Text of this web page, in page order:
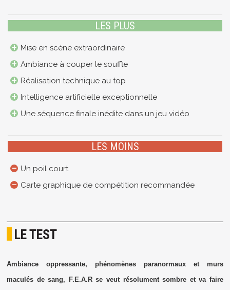
LES PLUS
Mise en scène extraordinaire
Ambiance à couper le souffle
Réalisation technique au top
Intelligence artificielle exceptionnelle
Une séquence finale inédite dans un jeu vidéo
LES MOINS
Un poil court
Carte graphique de compétition recommandée
LE TEST
Ambiance oppressante, phénomènes paranormaux et murs
maculés de sang, F.E.A.R se veut résolument sombre et va faire